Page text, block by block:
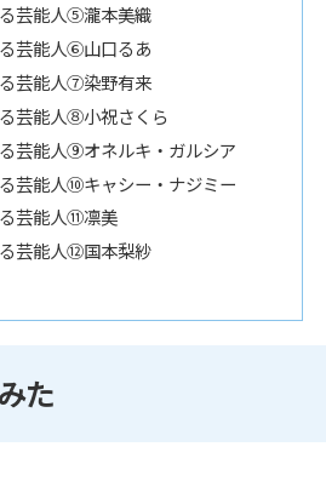
芸能人⑤瀧本美織
芸能人⑥山口るあ
芸能人⑦染野有来
芸能人⑧小祝さくら
芸能人➈オネルキ・ガルシア
芸能人⑩キャシー・ナジミー
芸能人⑪凛美
芸能人⑫国本梨紗
た